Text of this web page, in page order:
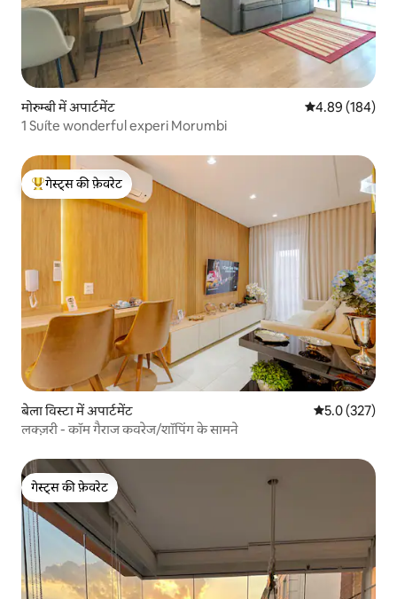
मोरुम्बी में अपार्टमेंट औसत रेटिंग 5 में से
4.89 (184)
1 Suíte wonderful experi Morumbi
गेस्ट्स का टॉप फ़ेवरेट
गेस्ट्स की फ़ेवरेट
बेला विस्टा में अपार्टमेंट औसत रेटिंग 5 में
5.0 (327)
लक्ज़री - कॉम गैराज कवरेज/शॉपिंग के सामने
गेस्ट्स की फ़ेवरेट
गेस्ट्स की फ़ेवरेट